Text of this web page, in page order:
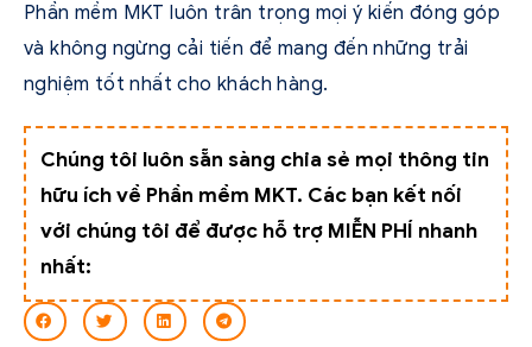
Phần mềm MKT luôn trân trọng mọi ý kiến đóng góp
và không ngừng cải tiến để mang đến những trải
nghiệm tốt nhất cho khách hàng.
Chúng tôi luôn sẵn sàng chia sẻ mọi thông tin
hữu ích về Phần mềm MKT. Các bạn kết nối
với chúng tôi để được hỗ trợ MIỄN PHÍ nhanh
nhất: